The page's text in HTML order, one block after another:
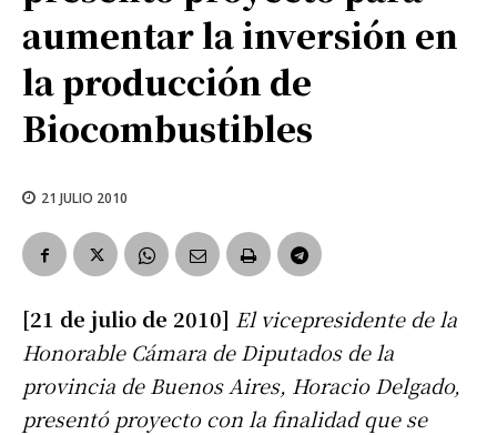
aumentar la inversión en
la producción de
Biocombustibles
21 JULIO 2010
[21 de julio de 2010] El vicepresidente de la
Honorable Cámara de Diputados de la
provincia de Buenos Aires, Horacio Delgado,
presentó proyecto con la finalidad que se